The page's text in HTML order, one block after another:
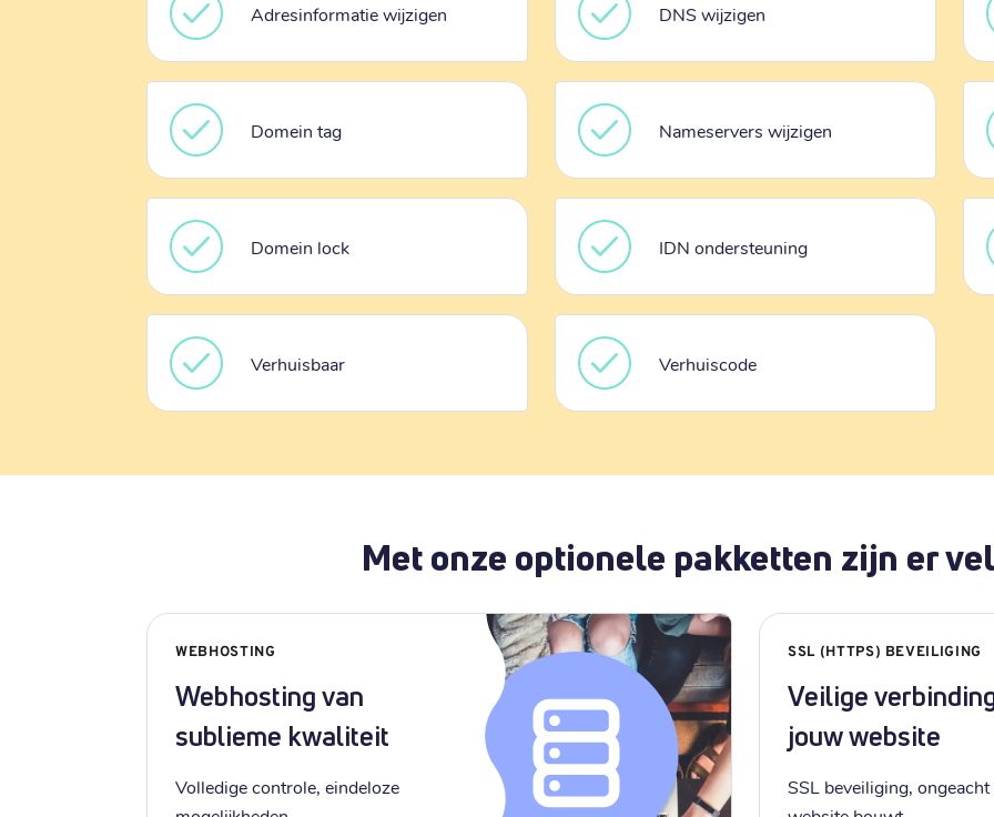
Adresinformatie wijzigen DNS wijzigen
Domein tag Nameservers wijzigen
Domein lock IDN ondersteuning
Verhuisbaar Verhuiscode
Met onze optionele pakketten zijn er
WEBHOSTING
Webhosting van
sublieme kwaliteit
Volledige controle, eindeloze
SSL (HTTPS) BEVEILIGING
Veilige
jouw website
SSL beveiliging, ongeacht